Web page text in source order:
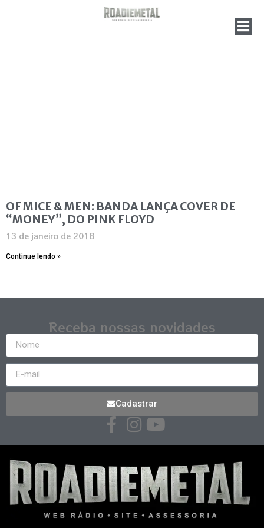
OF MICE & MEN: BANDA LANÇA COVER DE
“MONEY”, DO PINK FLOYD
13 de janeiro de 2018
Continue lendo »
Receba nossas novidades
Cadastrar